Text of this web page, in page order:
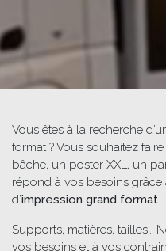
Vous êtes à la recherche
format ? Vous souhaitez
bâche, un poster XXL, un
répond à vos besoins grâce
d’impression grand format.
Supports, matières, tailles…
vos besoins et à vos